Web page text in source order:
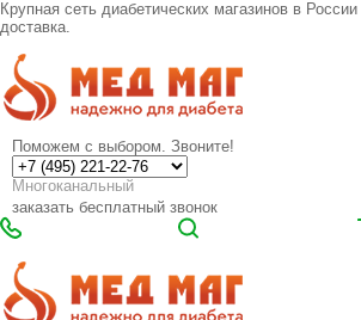
Крупная сеть диабетических магазинов в
доставка.
Поможем с выбором. Звоните!
Многоканальный
заказать бесплатный звонок